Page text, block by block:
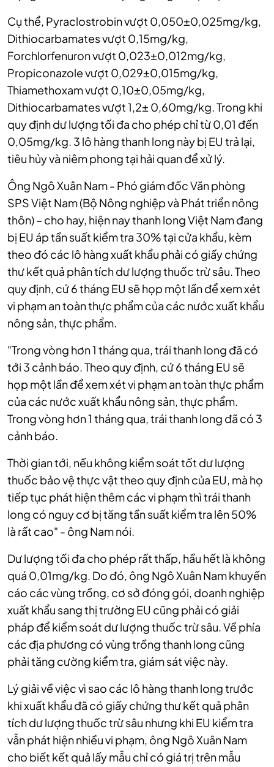
Cụ thể, Pyraclostrobin vượt 0,050±0,025mg/kg,
Dithiocarbamates vượt 0,15mg/kg,
Forchlorfenuron vượt 0,023±0,012mg/kg,
Propiconazole vượt 0,029±0,015mg/kg,
Thiamethoxam vượt 0,10±0,05mg/kg,
Dithiocarbamates vượt 1,2± 0,60mg/kg. Trong khi
quy định dư lượng tối đa cho phép chỉ từ 0,01 đến
0,05mg/kg. 3 lô hàng thanh long này bị EU trả lại,
tiêu hủy và niêm phong tại hải quan để xử lý.
Ông Ngô Xuân Nam - Phó giám đốc Văn phòng
SPS Việt Nam (Bộ Nông nghiệp và Phát triển nông
thôn) – cho hay, hiện nay thanh long Việt Nam đang
bị EU áp tần suất kiểm tra 30% tại cửa khẩu, kèm
theo đó các lô hàng xuất khẩu phải có giấy chứng
thư kết quả phân tích dư lượng thuốc trừ sâu. Theo
quy định, cứ 6 tháng EU sẽ họp một lần để xem xét
vi phạm an toàn thực phẩm của các nước xuất khẩu
nông sản, thực phẩm.
"Trong vòng hơn 1 tháng qua, trái thanh long đã có
tới 3 cảnh báo.Theo quy định, cứ 6 tháng EU sẽ
họp một lần để xem xét vi phạm an toàn thực phẩm
của các nước xuất khẩu nông sản, thực phẩm.
Trong vòng hơn 1 tháng qua, trái thanh long đã có 3
cảnh báo.
Thời gian tới, nếu không kiểm soát tốt dư lượng
thuốc bảo vệ thực vật theo quy định của EU, mà họ
tiếp tục phát hiện thêm các vi phạm thì trái thanh
long có nguy cơ bị tăng tần suất kiểm tra lên 50%
là rất cao" - ông Nam nói.
Dư lượng tối đa cho phép rất thấp, hầu hết là không
quá 0,01mg/kg. Do đó, ông Ngô Xuân Nam khuyến
cáo các vùng trồng, cơ sở đóng gói, doanh nghiệp
xuất khẩu sang thị trường EU cũng phải có giải
pháp để kiểm soát dư lượng thuốc trừ sâu. Về phía
các địa phương có vùng trồng thanh long cũng
phải tăng cường kiểm tra, giám sát việc này.
Lý giải về việc vì sao các lô hàng thanh long trước
khi xuất khẩu đã có giấy chứng thư kết quả phân
tích dư lượng thuốc trừ sâu nhưng khi EU kiểm tra
vẫn phát hiện nhiều vi phạm, ông Ngô Xuân Nam
cho biết kết quả lấy mẫu chỉ có giá trị trên mẫu